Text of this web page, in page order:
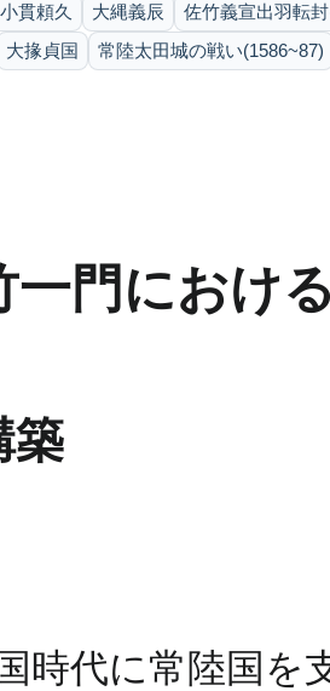
小貫頼久 大縄義辰
佐竹義宣出羽転
大掾貞国
常陸太田城の戦い(1586~87)
一門におけ
築
時代に常陸国を